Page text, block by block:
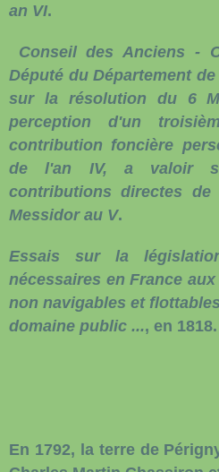
an VI.
Conseil des Anciens -
Député du Département
sur la résolution du 6
perception d'un
contribution foncière
de l'an IV, a valoir
contributions directes
Messidor au V.
Essais sur la
nécessaires en France
non navigables et
domaine public ..., en 1818.
En 1792, la terre de